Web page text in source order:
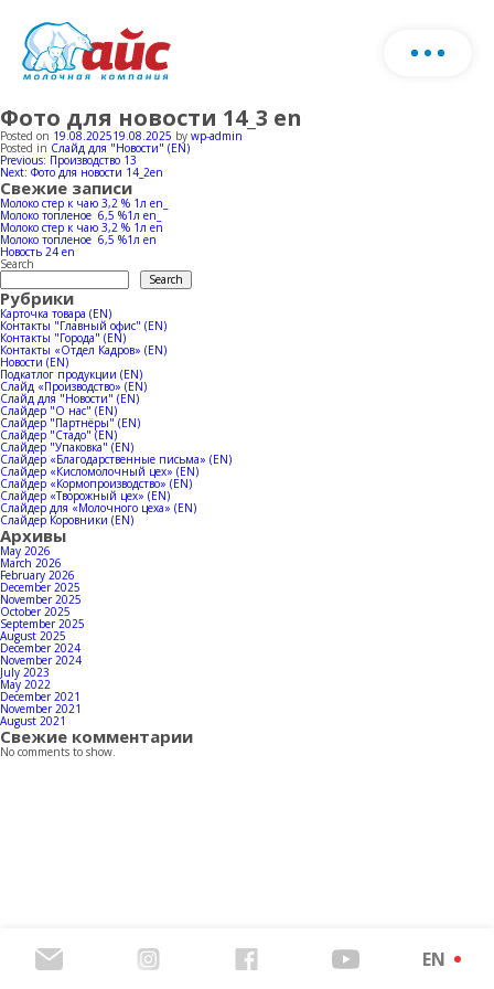
Download products catalog
About us
Production
Milk production
Ice-cream production
Horeca
Farm
Herd
Cowsheds
Production
Milk production
Ice-cream production
News
Sales geography
Contacts
Фото для новости 14_3 en
Posted on 19.08.202519.08.2025 by wp-admin
Posted in Слайд для "Новости" (EN)
Post
navigation
Previous: Производство 13
Next: Фото для новости 14_2en
Свежие записи
Молоко стер к чаю 3,2 % 1л en_
Молоко топленое 6,5 %1л en_
Молоко стер к чаю 3,2 % 1л en
Молоко топленое 6,5 %1л en
Новость 24 en
Search
Search
Рубрики
Карточка товара (EN)
Контакты "Главный офис" (EN)
Контакты "Города" (EN)
Контакты «Отдел Кадров» (EN)
Новости (EN)
Подкатлог продукции (EN)
Слайд «Производство» (EN)
Слайд для "Новости" (EN)
Слайдер "О нас" (EN)
Слайдер "Партнёры" (EN)
Слайдер "Стадо" (EN)
Слайдер "Упаковка" (EN)
Слайдер «Благодарственные письма» (EN)
Слайдер «Кисломолочный цех» (EN)
Слайдер «Кормопроизводство» (EN)
Слайдер «Творожный цех» (EN)
Слайдер для «Молочного цеха» (EN)
Слайдер Коровники (EN)
Архивы
May 2026
March 2026
February 2026
December 2025
November 2025
October 2025
September 2025
August 2025
December 2024
November 2024
July 2023
May 2022
December 2021
November 2021
August 2021
Свежие комментарии
No comments to show.
EN